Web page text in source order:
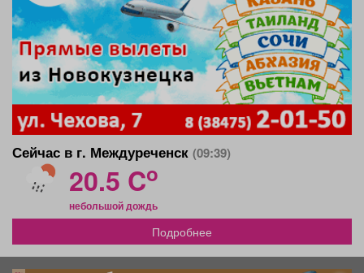
Сейчас в г. Междуреченск (09:39)
20.5 Co
небольшой дождь
Подробнее